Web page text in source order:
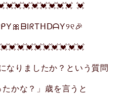
💓
なりましたか？という質問
たかな？」歳を言うと